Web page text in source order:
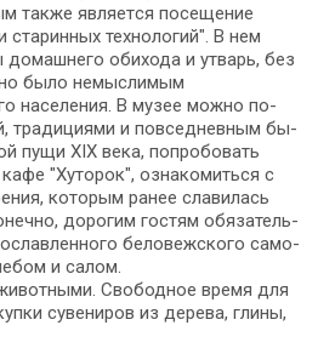
так­же яв­ля­ет­ся посещение
технологий". В нем
обихода и утварь, без
бы­ло немыслимым
на­се­ле­ния. В музее мож­но по­
тра­ди­ци­я­ми и повседневным бы­
пу­щи XIX ве­ка, по­про­бо­вать
"Хуторок", озна­ко­мить­ся с
ко­то­рым ранее славилась
дорогим го­стям обя­за­тель­
беловежского са­мо­
и са­лом.
Сво­бод­ное вре­мя для
су­ве­ни­ров из де­ре­ва, гли­ны,